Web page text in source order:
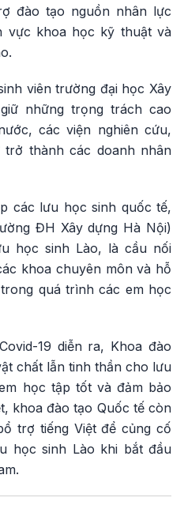
đào tạo nguồn nhân lực
vực khoa học kỹ thuật và
viên trường đại học Xây
những trọng trách cao
các viện nghiên cứu,
thành các doanh nhân
các lưu học sinh quốc tế,
ĐH Xây dựng Hà Nội)
học sinh Lào, là cầu nối
khoa chuyên môn và hỗ
quá trình các em học
19 diễn ra, Khoa đào
chất lẫn tinh thần cho lưu
học tập tốt và đảm bảo
khoa đào tạo Quốc tế còn
trợ tiếng Việt để củng cố
học sinh Lào khi bắt đầu